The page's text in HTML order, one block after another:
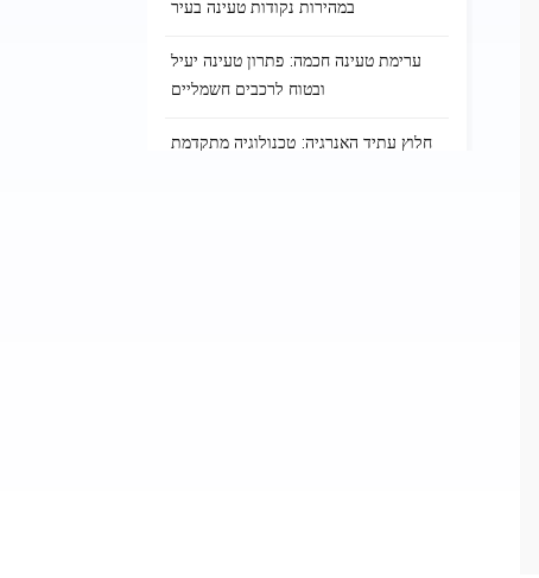
במהירות נקודות טעינה בעיר
ערימת טעינה חכמה: פתרון טעינה יעיל
ובטוח לרכבים חשמליים
חלוץ עתיד האנרגיה: טכנולוגיה מתקדמת